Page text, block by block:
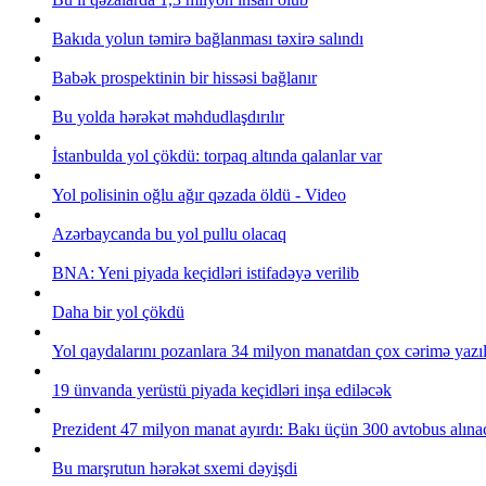
Bakıda yolun təmirə bağlanması təxirə salındı
Babək prospektinin bir hissəsi bağlanır
Bu yolda hərəkət məhdudlaşdırılır
İstanbulda yol çökdü: torpaq altında qalanlar var
Yol polisinin oğlu ağır qəzada öldü - Video
Azərbaycanda bu yol pullu olacaq
BNA: Yeni piyada keçidləri istifadəyə verilib
Daha bir yol çökdü
Yol qaydalarını pozanlara 34 milyon manatdan çox cərimə
19 ünvanda yerüstü piyada keçidləri inşa ediləcək
Prezident 47 milyon manat ayırdı: Bakı üçün 300 avtobus
Bu marşrutun hərəkət sxemi dəyişdi